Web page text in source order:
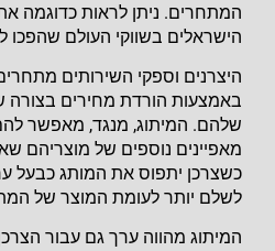
המתחרים. ניתן לראות כדוגמה את
הישראלים בשווקי העולם שהפכו
היצרנים וספקי השירותים מתחרים
באמצעות הורדת מחירים בצורה
שלהם. המיתוג, מנגד, מאפשר
מאפיינים נוספים של מוצריהם
כשצרכן יתפוס את המותג כבעל
לשלם יותר לעומת המוצר של
המיתוג מהווה ערך גם עבור הצרכן